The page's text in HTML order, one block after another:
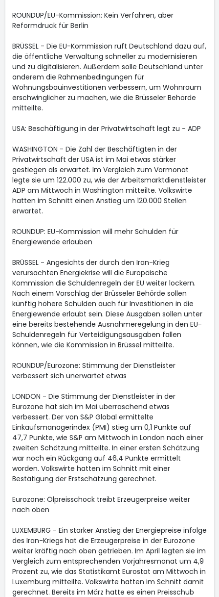
ROUNDUP/EU-Kommission: Kein Verfahren, aber
Reformdruck für Berlin
BRÜSSEL - Die EU-Kommission ruft Deutschland dazu auf,
die öffentliche Verwaltung schneller zu modernisieren
und zu digitalisieren. Außerdem solle Deutschland unter
anderem die Rahmenbedingungen für
Wohnungsbauinvestitionen verbessern, um Wohnraum
erschwinglicher zu machen, wie die Brüsseler Behörde
mitteilte.
USA: Beschäftigung in der Privatwirtschaft legt zu - ADP
WASHINGTON - Die Zahl der Beschäftigten in der
Privatwirtschaft der USA ist im Mai etwas stärker
gestiegen als erwartet. Im Vergleich zum Vormonat
legte sie um 122.000 zu, wie der Arbeitsmarktdienstleister
ADP am Mittwoch in Washington mitteilte. Volkswirte
hatten im Schnitt einen Anstieg um 120.000 Stellen
erwartet.
ROUNDUP: EU-Kommission will mehr Schulden für
Energiewende erlauben
BRÜSSEL - Angesichts der durch den Iran-Krieg
verursachten Energiekrise will die Europäische
Kommission die Schuldenregeln der EU weiter lockern.
Nach einem Vorschlag der Brüsseler Behörde sollen
künftig höhere Schulden auch für Investitionen in die
Energiewende erlaubt sein. Diese Ausgaben sollen unter
eine bereits bestehende Ausnahmeregelung in den EU-
Schuldenregeln für Verteidigungsausgaben fallen
können, wie die Kommission in Brüssel mitteilte.
ROUNDUP/Eurozone: Stimmung der Dienstleister
verbessert sich unerwartet etwas
LONDON - Die Stimmung der Dienstleister in der
Eurozone hat sich im Mai überraschend etwas
verbessert. Der von S&P Global ermittelte
Einkaufsmanagerindex (PMI) stieg um 0,1 Punkte auf
47,7 Punkte, wie S&P am Mittwoch in London nach einer
zweiten Schätzung mitteilte. In einer ersten Schätzung
war noch ein Rückgang auf 46,4 Punkte ermittelt
worden. Volkswirte hatten im Schnitt mit einer
Bestätigung der Erstschätzung gerechnet.
Eurozone: Ölpreisschock treibt Erzeugerpreise weiter
nach oben
LUXEMBURG - Ein starker Anstieg der Energiepreise infolge
des Iran-Kriegs hat die Erzeugerpreise in der Eurozone
weiter kräftig nach oben getrieben. Im April legten sie im
Vergleich zum entsprechenden Vorjahresmonat um 4,9
Prozent zu, wie das Statistikamt Eurostat am Mittwoch in
Luxemburg mitteilte. Volkswirte hatten im Schnitt damit
gerechnet. Bereits im März hatte es einen Preisschub